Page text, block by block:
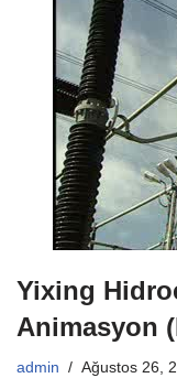
Yixing
Animasyon
admin Ağustos 26,